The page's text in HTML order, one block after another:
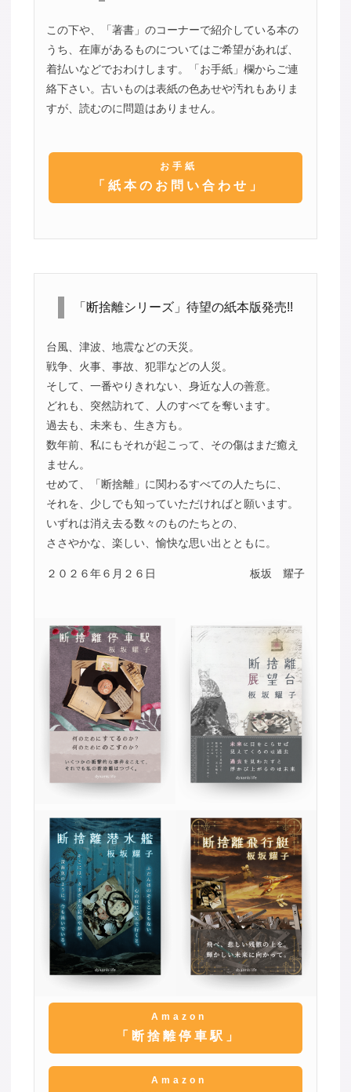
この下や、「著書」のコーナーで紹介している本の
うち、在庫があるものについてはご希望があれば、
着払いなどでおわけします。「お手紙」欄からご連
絡下さい。古いものは表紙の色あせや汚れもありま
すが、読むのに問題はありません。
お手紙
「紙本のお問い合わせ」
「断捨離シリーズ」待望の紙本版発売!!
台風、津波、地震などの天災。
戦争、火事、事故、犯罪などの人災。
そして、一番やりきれない、身近な人の善意。
どれも、突然訪れて、人のすべてを奪います。
過去も、未来も、生き方も。
数年前、私にもそれが起こって、その傷はまだ癒え
ません。
せめて、「断捨離」に関わるすべての人たちに、
それを、少しでも知っていただければと願います。
いずれは消え去る数々のものたちとの、
ささやかな、楽しい、愉快な思い出とともに。
２０２６年６月２６日 板坂 耀子
Amazon
「断捨離停車駅」
Amazon